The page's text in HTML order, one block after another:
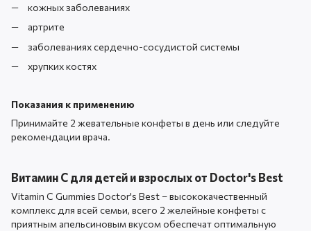
кожных заболеваниях
артрите
заболеваниях сердечно-сосудистой системы
хрупких костях
Показания к применению
Принимайте 2 жевательные конфеты в день или следуйте
рекомендации врача.
Витамин С для детей и взрослых от Doctor's Best
Vitamin C Gummies Doctor's Best – высококачественный
комплекс для всей семьи, всего 2 желейные конфеты с
приятным апельсиновым вкусом обеспечат оптимальную